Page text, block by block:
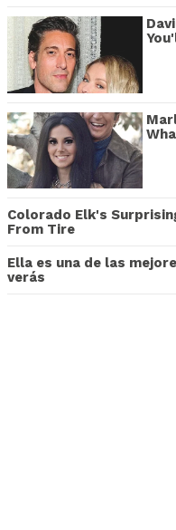
Colorado Elk's
From Tire
Ella es una de las
verás